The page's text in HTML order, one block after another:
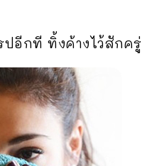
อีกที ทิ้งค้างไว้สักครู่